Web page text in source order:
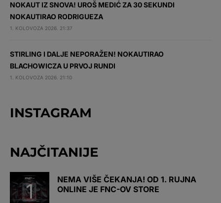
NOKAUT IZ SNOVA! UROŠ MEDIĆ ZA 30 SEKUNDI
NOKAUTIRAO RODRIGUEZA
1. KOLOVOZA 2026. 21:37
STIRLING I DALJE NEPORAŽEN! NOKAUTIRAO
BLACHOWICZA U PRVOJ RUNDI
1. KOLOVOZA 2026. 21:10
INSTAGRAM
NAJČITANIJE
NEMA VIŠE ČEKANJA! OD 1. RUJNA
ONLINE JE FNC-OV STORE